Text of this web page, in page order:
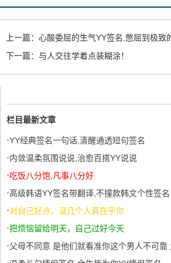
上一篇： 心酸委屈的生气YY签名,憋屈到极致
下一篇： 与人交往学着点装糊涂！
栏目最新文章
·YY经典签名一句话,清醒通透短句签名
·内敛温柔氛围说说,治愈百搭YY说说
·吃饭八分饱,凡事八分好
·高级韩语YY签名带翻译,不撞款韩文个性签名
·对自己好点，没几个人真在乎你
·把烦恼留给明天，自己过好今天
·父母不同意 是他们就看准你这个男人不可靠